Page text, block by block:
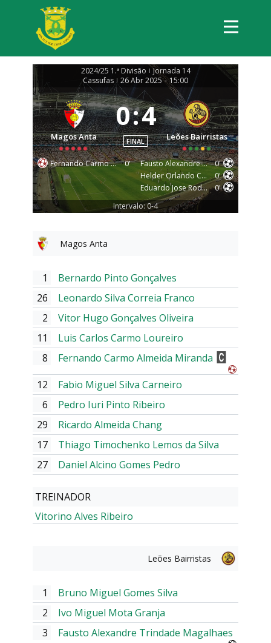
2024/25 1.ª Divisão | Jornada 14
Cassufas | 26 Abr 2025 - 15:00
Magos Anta
0:4
FINAL Leões Bairristas
Fernando Carmo Almeida Miranda 0' Fausto Alexandre Trindade Magalhaes
0'
Helder Orlando Costa Silva
0'
Eduardo Jose Rodrigues Pinhal
0'
Intervalo: 0-4
Magos Anta
1
Bernardo Pinto Gonçalves
26
Leonardo Silva Correia Franco
2
Vitor Hugo Gonçalves Oliveira
11
Luis Carlos Carmo Loureiro
8
Fernando Carmo Almeida Miranda
12
Fabio Miguel Silva Carneiro
6
Pedro Iuri Pinto Ribeiro
29
Ricardo Almeida Chang
17
Thiago Timochenko Lemos da Silva
27
Daniel Alcino Gomes Pedro
TREINADOR
Vitorino Alves Ribeiro
Leões Bairristas
1
Bruno Miguel Gomes Silva
2
Ivo Miguel Mota Granja
3
Fausto Alexandre Trindade Magalhaes